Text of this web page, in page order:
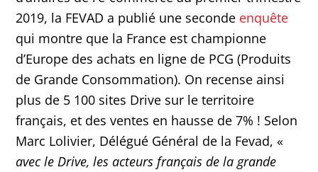
2019, la FEVAD a publié une seconde enquête
qui montre que la France est championne
d’Europe des achats en ligne de PCG (Produits
de Grande Consommation). On recense ainsi
plus de 5 100 sites Drive sur le territoire
français, et des ventes en hausse de 7% ! Selon
Marc Lolivier, Délégué Général de la Fevad, «
avec le Drive, les acteurs français de la grande